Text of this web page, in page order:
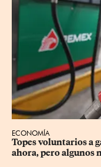
ECONOMÍA
Topes voluntarios a
ahora, pero algunos